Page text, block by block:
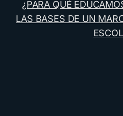
¿PARA QUÉ
LAS BASES DE UN